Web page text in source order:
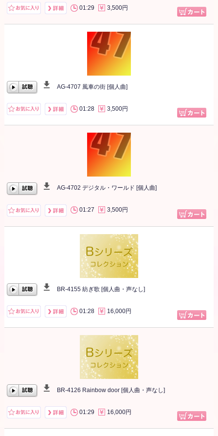
00:00/00:00 01:29 3,500円
00:00/00:00
AG-4707 風車の街 [個人曲]
01:28 3,500円
00:00/00:00
AG-4702 デジタル・ワールド [個人曲]
01:27 3,500円
00:00/00:00
BR-4155 紡ぎ歌 [個人曲・声なし]
01:28 16,000円
00:00/00:00
BR-4126 Rainbow door [個人曲・声なし]
01:29 16,000円